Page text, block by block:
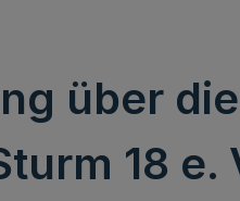
über die
18 e.